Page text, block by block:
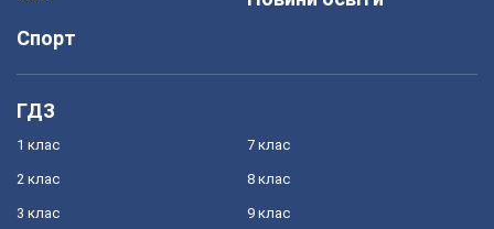
Спорт
ГДЗ
1 клас
2 клас
3 клас
7 клас
8 клас
9 клас